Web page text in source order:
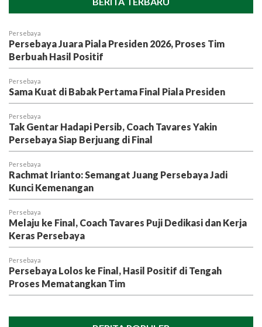
Persebaya
Persebaya Juara Piala Presiden 2026, Proses Tim
Berbuah Hasil Positif
Persebaya
Sama Kuat di Babak Pertama Final Piala Presiden
Persebaya
Tak Gentar Hadapi Persib, Coach Tavares Yakin
Persebaya Siap Berjuang di Final
Persebaya
Rachmat Irianto: Semangat Juang Persebaya Jadi
Kunci Kemenangan
Persebaya
Melaju ke Final, Coach Tavares Puji Dedikasi dan Kerja
Keras Persebaya
Persebaya
Persebaya Lolos ke Final, Hasil Positif di Tengah
Proses Mematangkan Tim